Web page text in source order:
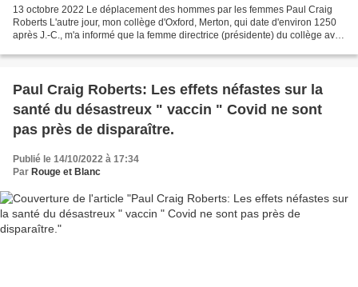
13 octobre 2022 Le déplacement des hommes par les femmes Paul Craig
Roberts L'autre jour, mon collège d'Oxford, Merton, qui date d'environ 1250
après J.-C., m'a informé que la femme directrice (présidente) du collège avait
Paul Craig Roberts: Les effets néfastes sur la
santé du désastreux " vaccin " Covid ne sont
pas près de disparaître.
Publié le 14/10/2022 à 17:34
Par Rouge et Blanc